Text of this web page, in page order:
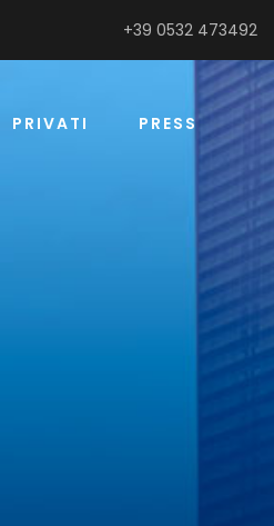
+39 0532 473492
PRIVATI PRESS